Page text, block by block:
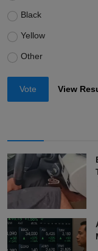
Black
Yellow
Other
Vote View